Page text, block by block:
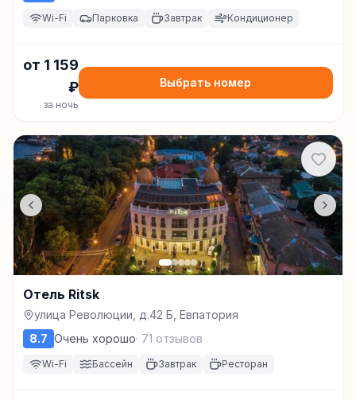
Wi-Fi Парковка Завтрак Кондиционер
от 1 159
₽
за ночь
Выбрать номер
Отель Ritsk
улица Революции, д.42 Б, Евпатория
8.7 Очень хорошо· 71 отзывов
Wi-Fi Бассейн Завтрак Ресторан